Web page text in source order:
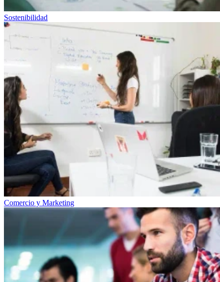
Sostenibilidad
Comercio y Marketing